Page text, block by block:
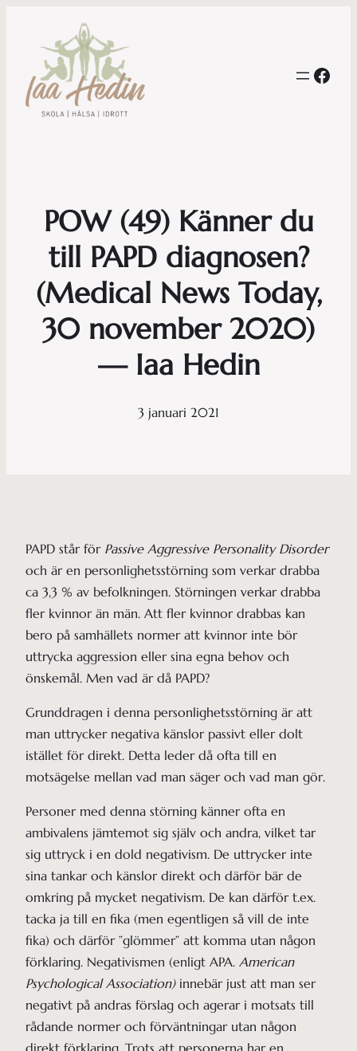
POW (49) Känner du
till PAPD diagnosen?
(Medical News Today,
30 november 2020)
— Iaa Hedin
3 januari 2021
PAPD står för Passive Aggressive Personality Disorder
och är en personlighetsstörning som verkar drabba
ca 3,3 % av befolkningen. Störningen verkar drabba
fler kvinnor än män. Att fler kvinnor drabbas kan
bero på samhällets normer att kvinnor inte bör
uttrycka aggression eller sina egna behov och
önskemål. Men vad är då PAPD?
Grunddragen i denna personlighetsstörning är att
man uttrycker negativa känslor passivt eller dolt
istället för direkt. Detta leder då ofta till en
motsägelse mellan vad man säger och vad man gör.
Personer med denna störning känner ofta en
ambivalens jämtemot sig själv och andra, vilket tar
sig uttryck i en dold negativism. De uttrycker inte
sina tankar och känslor direkt och därför bär de
omkring på mycket negativism. De kan därför t.ex.
tacka ja till en fika (men egentligen så vill de inte
fika) och därför ”glömmer” att komma utan någon
förklaring. Negativismen (enligt APA. American
Psychological Association)innebär just att man ser
negativt på andras förslag och agerar i motsats till
rådande normer och förväntningar utan någon
direkt förklaring. Trots att personerna har en